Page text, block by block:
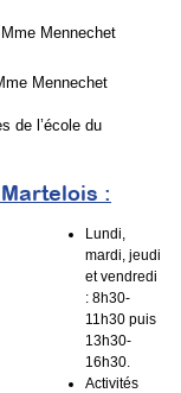
Mennechet
Mennechet
de l’école du
:
Lundi,
mardi, jeudi
et vendredi
: 8h30-
11h30 puis
13h30-
16h30.
Activités